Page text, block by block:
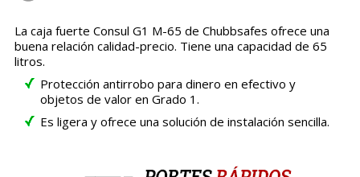
La caja fuerte Consul G1 M-65 de Chubbsafes ofrece una
buena relación calidad-precio. Tiene una capacidad de 65
litros.
Protección antirrobo para dinero en efectivo y
objetos de valor en Grado 1.
Es ligera y ofrece una solución de instalación sencilla.